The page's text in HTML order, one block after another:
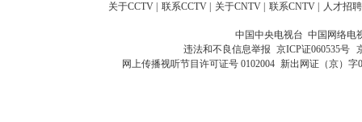
关于CCTV 联系CCTV 关于CNTV 联系CNTV 人才招聘
中国中央电视台 中国网络电
违法和不良信息举报 京ICP证060535号
网上传播视听节目许可证号 0102004 新出网证（京）